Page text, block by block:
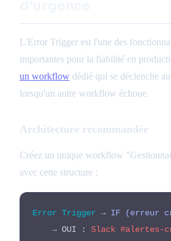
L'Error Trigger est l'une des
importantes pour la fiabilité en
un workflow dédié qui se déclenche
lorsqu'un autre workflow échoue.
Architecture recommandée
Créez un unique workflow
avec cette structure :
Error Trigger → IF (erreur
→ OUI : Slack #alertes-